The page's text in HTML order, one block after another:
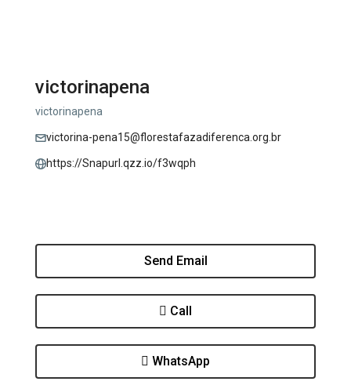
victorinapena
victorinapena
victorina-pena15@florestafazadiferenca.org.br
https://Snapurl.qzz.io/f3wqph
Send Email
Call
WhatsApp